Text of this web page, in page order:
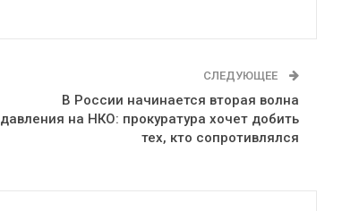
СЛЕДУЮЩЕЕ
В России начинается вторая волна
давления на НКО: прокуратура хочет добить
тех, кто сопротивлялся